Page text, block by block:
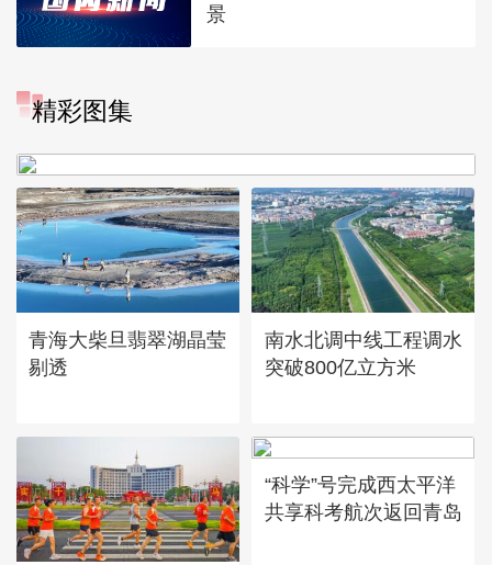
景
精彩图集
“大地指纹”奏响夏夜文旅乐
青海大柴旦翡翠湖晶莹
剔透
南水北调中线工程调水
突破800亿立方米
“科学”号完成西太平洋
共享科考航次返回青岛